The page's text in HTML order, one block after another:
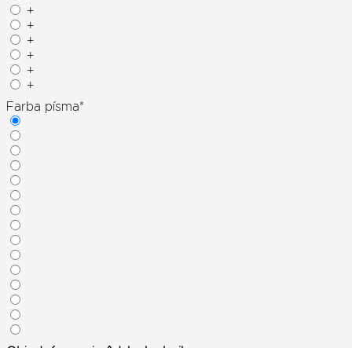
+
+
+
+
+
+
Farba písma*